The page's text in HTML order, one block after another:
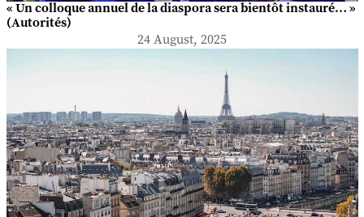
« Un colloque annuel de la diaspora sera bientôt instauré… »
(Autorités)
24 August, 2025